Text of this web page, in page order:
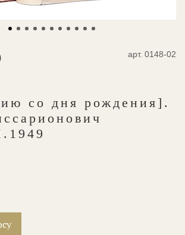
арт. 0148-02
со дня рождения].